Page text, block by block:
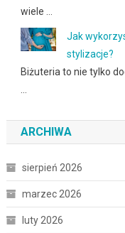
wiele …
Jak
stylizacje?
Biżuteria to nie tylko
ARCHIWA
sierpień 2026
marzec 2026
luty 2026